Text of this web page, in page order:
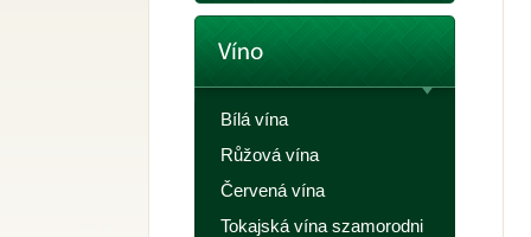
Bílá vína
Růžová vína
Červená vína
Tokajská vína szamorodni